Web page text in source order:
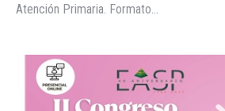
Atención Primaria. Formato…